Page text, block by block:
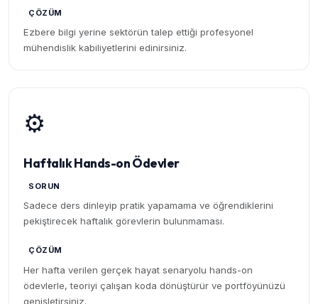
ÇÖZÜM
Ezbere bilgi yerine sektörün talep ettiği profesyonel
mühendislik kabiliyetlerini edinirsiniz.
⚙️
Haftalık Hands-on Ödevler
SORUN
Sadece ders dinleyip pratik yapamama ve öğrendiklerini
pekiştirecek haftalık görevlerin bulunmaması.
ÇÖZÜM
Her hafta verilen gerçek hayat senaryolu hands-on
ödevlerle, teoriyi çalışan koda dönüştürür ve portföyünüzü
genişletirsiniz.